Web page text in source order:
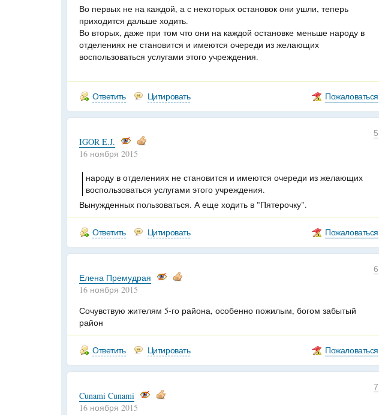
Во первых не на каждой, а с некоторых остановок они ушли, теперь
приходится дальше ходить.
Во вторых, даже при том что они на каждой остановке меньше народу в
отделениях не становится и имеются очереди из желающих
воспользоваться услугами этого учреждения.
Ответить Цитировать Пожаловаться
5
IGOR E.J.
16 ноября 2015
народу в отделениях не становится и имеются очереди из желающих
воспользоваться услугами этого учреждения.
Вынужденных пользоваться. А еще ходить в "Пятерочку".
Ответить Цитировать Пожаловаться
6
Елена Премудрая
16 ноября 2015
Сочувствую жителям 5-го района, особенно пожилым, богом забытый
район
Ответить Цитировать Пожаловаться
7
Cunami Cunami
16 ноября 2015